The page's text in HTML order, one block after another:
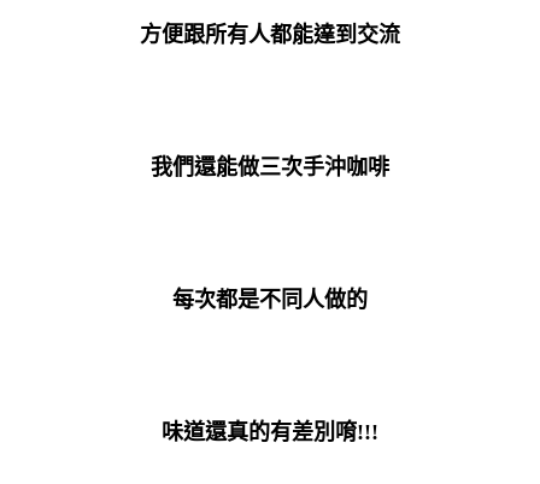
方便跟所有人都能達到交流
我們還能做三次手沖咖啡
每次都是不同人做的
味道還真的有差別唷!!!